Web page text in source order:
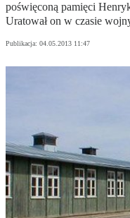
poświęconą pamięci
Uratował on w czasie
Publikacja: 04.05.2013 11:47